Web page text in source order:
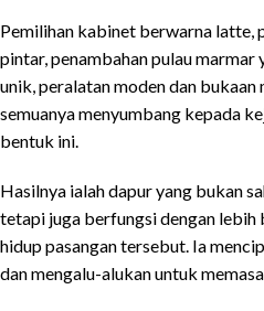
Pemilihan kabinet berwarna latte,
pintar, penambahan pulau marmar
unik, peralatan moden dan
semuanya menyumbang kepada
bentuk ini.
Hasilnya ialah dapur yang bukan
tetapi juga berfungsi dengan lebih
hidup pasangan tersebut. Ia
dan mengalu-alukan untuk